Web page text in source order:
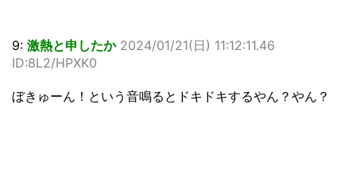
9: 激熱と申したか 2024/01/21(日) 11:12:11.46
ID:8L2/HPXK0
ぼきゅーん！という音鳴るとドキドキするやん？やん？